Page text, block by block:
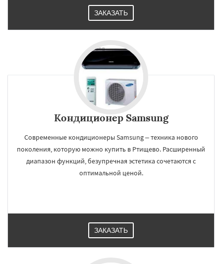
ЗАКАЗАТЬ
Кондиционер Samsung
Современные кондиционеры Samsung – техника нового
поколения, которую можно купить в Ртищево. Расширенный
диапазон функций, безупречная эстетика сочетаются с
оптимальной ценой.
ЗАКАЗАТЬ